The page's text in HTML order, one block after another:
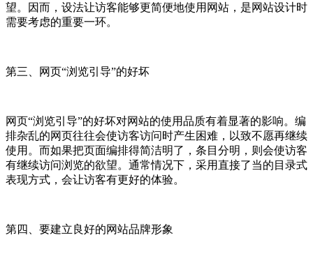
望。因而，设法让访客能够更简便地使用网站，是网站设计时
需要考虑的重要一环。
第三、网页“浏览引导”的好坏
网页“浏览引导”的好坏对网站的使用品质有着显著的影响。编
排杂乱的网页往往会使访客访问时产生困难，以致不愿再继续
使用。而如果把页面编排得简洁明了，条目分明，则会使访客
有继续访问浏览的欲望。通常情况下，采用直接了当的目录式
表现方式，会让访客有更好的体验。
第四、要建立良好的网站品牌形象